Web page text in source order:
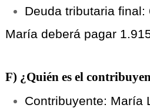
Deuda tributaria final:
María deberá pagar
F) ¿Quién es el
Contribuyente: María